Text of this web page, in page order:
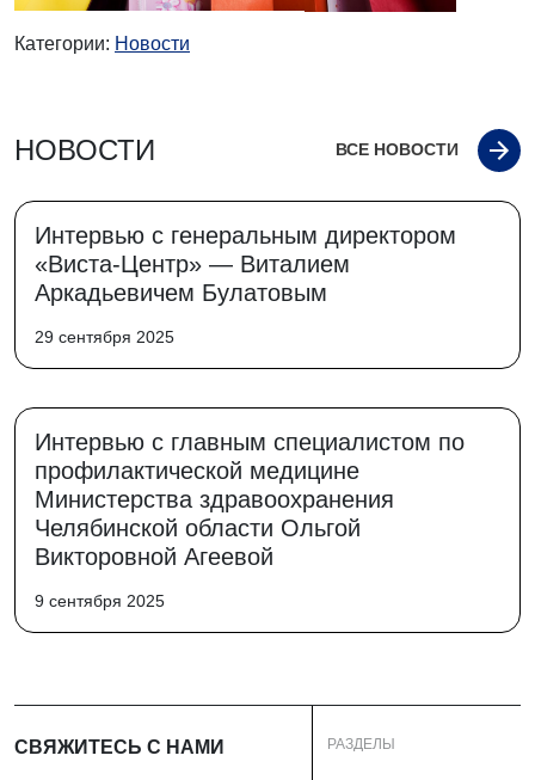
Категории: Новости
НОВОСТИ ВСЕ НОВОСТИ
Интервью с генеральным директором
«Виста-Центр» — Виталием
Аркадьевичем Булатовым
29 сентября 2025
Интервью с главным специалистом по
профилактической медицине
Министерства здравоохранения
Челябинской области Ольгой
Викторовной Агеевой
9 сентября 2025
СВЯЖИТЕСЬ С НАМИ РАЗДЕЛЫ